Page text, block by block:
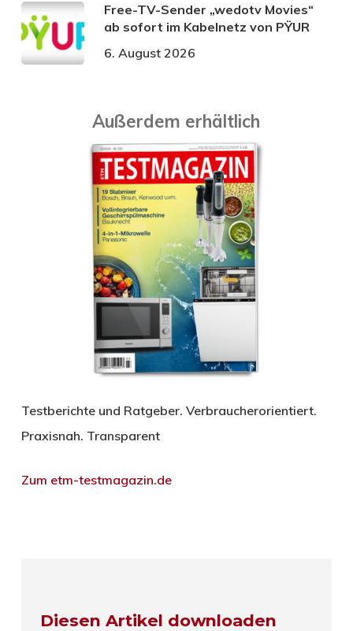
Free-TV-Sender „wedotv Movies“
ab sofort im Kabelnetz von PŸUR
6. August 2026
Außerdem erhältlich
Testberichte und Ratgeber. Verbraucherorientiert.
Praxisnah. Transparent
Zum etm-testmagazin.de
Diesen Artikel downloaden